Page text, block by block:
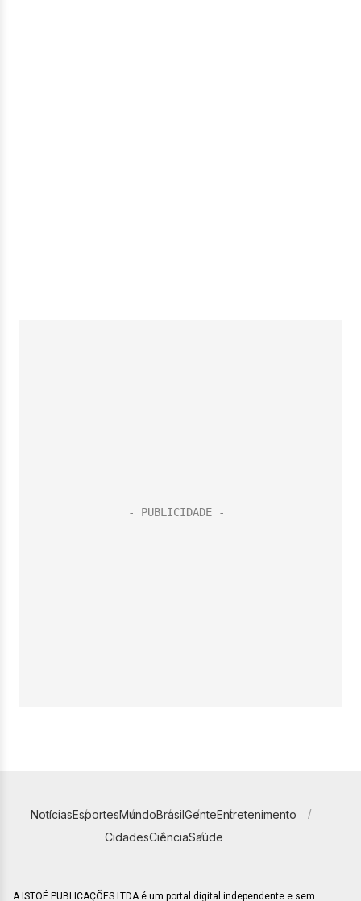
NotíciasEsportesMundoBrasilGenteEntretenimento
CidadesCiênciaSaúde
A ISTOÉ PUBLICAÇÕES LTDA é um portal digital independente e sem